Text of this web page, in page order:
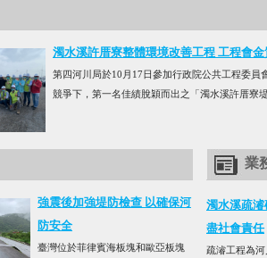
濁水溪許厝寮整體環境改善工程 工程會
第四河川局於10月17日參加行政院公共工程委
競爭下，第一名佳績脫穎而出之「濁水溪許厝寮
強震後加強堤防檢查 以確保河
防安全
臺灣位於菲律賓海板塊和歐亞板塊
業
濁水溪疏
盡社會責任
疏濬工程為